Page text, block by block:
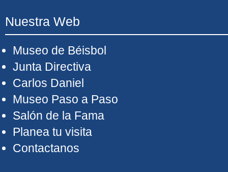
Nuestra Web
Museo de Béisbol
Junta Directiva
Carlos Daniel
Museo Paso a Paso
Salón de la Fama
Planea tu visita
Contactanos